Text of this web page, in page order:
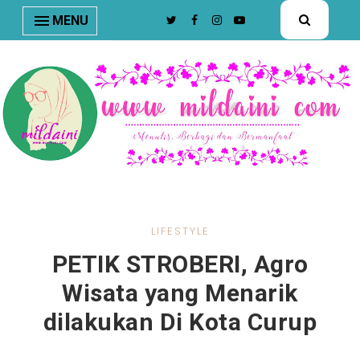
nav#menunav { border-bottom: 1px solid #e8e8e8; }
MENU
LIFESTYLE
PETIK STROBERI, Agro
Wisata yang Menarik
dilakukan Di Kota Curup